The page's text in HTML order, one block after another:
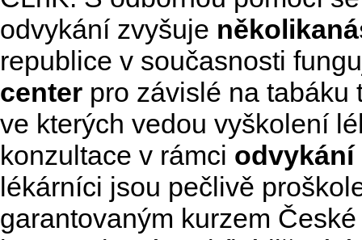
odvykání zvyšuje
republice v současnosti
center pro závislé na tabáku
ve kterých vedou vyškolení
konzultace v rámci odvykání
lékárníci jsou pečlivě
garantovaným kurzem